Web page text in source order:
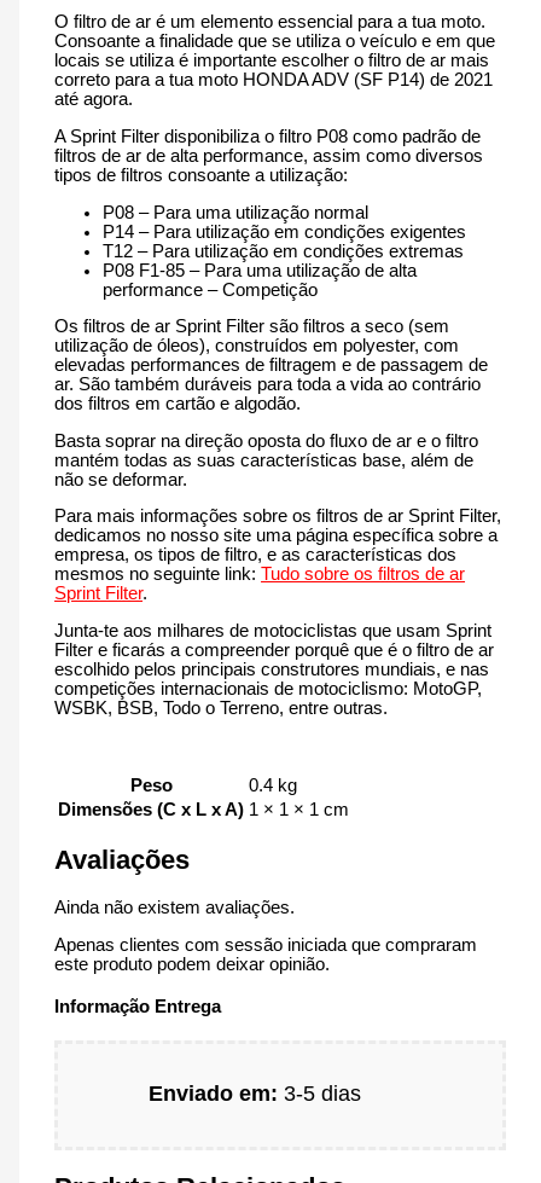
até
agora
O filtro de ar é um elemento essencial para a tua moto.
Consoante a finalidade que se utiliza o veículo e em que
locais se utiliza é importante escolher o filtro de ar mais
correto para a tua moto HONDA ADV (SF P14) de 2021
até agora.
A Sprint Filter disponibiliza o filtro P08 como padrão de
filtros de ar de alta performance, assim como diversos
tipos de filtros consoante a utilização:
P08 – Para uma utilização normal
P14 – Para utilização em condições exigentes
T12 – Para utilização em condições extremas
P08 F1-85 – Para uma utilização de alta
performance – Competição
Os filtros de ar Sprint Filter são filtros a seco (sem
utilização de óleos), construídos em polyester, com
elevadas performances de filtragem e de passagem de
ar. São também duráveis para toda a vida ao contrário
dos filtros em cartão e algodão.
Basta soprar na direção oposta do fluxo de ar e o filtro
mantém todas as suas características base, além de
não se deformar.
Para mais informações sobre os filtros de ar Sprint Filter,
dedicamos no nosso site uma página específica sobre a
empresa, os tipos de filtro, e as características dos
mesmos no seguinte link:Tudo sobre os filtros de ar
Sprint Filter.
Junta-te aos milhares de motociclistas que usam Sprint
Filter e ficarás a compreender porquê que é o filtro de ar
escolhido pelos principais construtores mundiais, e nas
competições internacionais de motociclismo: MotoGP,
WSBK, BSB, Todo o Terreno, entre outras.
Peso
0.4 kg
Dimensões (C x L x A) 1 × 1 × 1 cm
Avaliações
Ainda não existem avaliações.
Apenas clientes com sessão iniciada que compraram
este produto podem deixar opinião.
Informação Entrega
Enviado em: 3-5 dias